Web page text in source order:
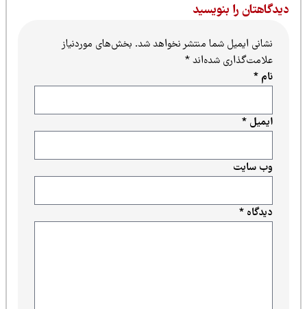
را بنویسید
نشانی ایمیل شما منتشر نخواهد شد.بخش‌های موردنیاز
علامت‌گذاری شده‌اند*
دیدگاه*
ایمیل*
وب‌ سایت